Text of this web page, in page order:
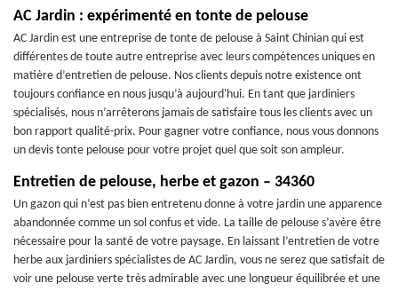
AC Jardin : expérimenté en tonte de pelouse
AC Jardin est une entreprise de tonte de pelouse à Saint Chinian qui est
différentes de toute autre entreprise avec leurs compétences uniques en
matière d’entretien de pelouse. Nos clients depuis notre existence ont
toujours confiance en nous jusqu’à aujourd'hui. En tant que jardiniers
spécialisés, nous n’arrêterons jamais de satisfaire tous les clients avec un
bon rapport qualité-prix. Pour gagner votre confiance, nous vous donnons
un devis tonte pelouse pour votre projet quel que soit son ampleur.
Entretien de pelouse, herbe et gazon – 34360
Un gazon qui n’est pas bien entretenu donne à votre jardin une apparence
abandonnée comme un sol confus et vide. La taille de pelouse s’avère être
nécessaire pour la santé de votre paysage. En laissant l’entretien de votre
herbe aux jardiniers spécialistes de AC Jardin, vous ne serez que satisfait de
voir une pelouse verte très admirable avec une longueur équilibrée et une